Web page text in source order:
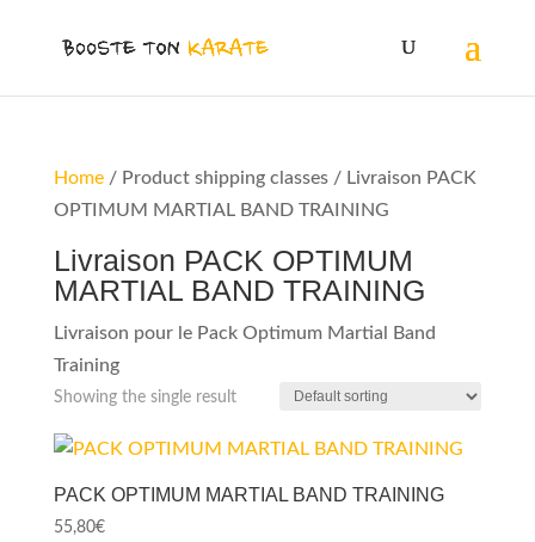
Home/ Product shipping classes / Livraison PACK
OPTIMUM MARTIAL BAND TRAINING
Livraison PACK OPTIMUM
MARTIAL BAND TRAINING
Livraison pour le Pack Optimum Martial Band
Training
Showing the single result
PACK OPTIMUM MARTIAL BAND TRAINING
55,80€